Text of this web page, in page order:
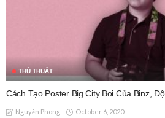
THỦ THUẬT
Cách Tạo Poster Big City Boi Của Binz,
Nguyễn Phong October 6, 2020